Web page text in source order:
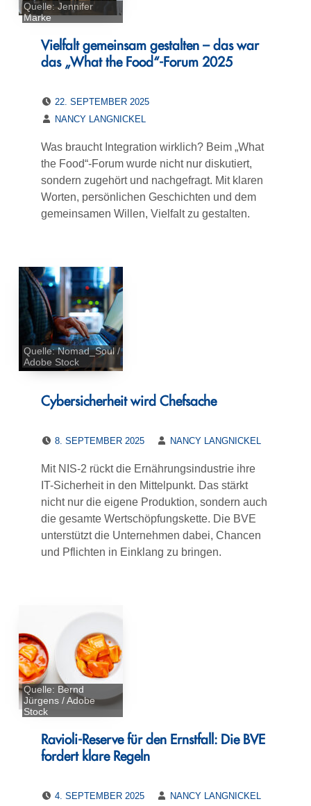
Quelle: Jennifer
Marke
Vielfalt gemeinsam gestalten – das war
das „What the Food“-Forum 2025
22. SEPTEMBER 2025
NANCY LANGNICKEL
Was braucht Integration wirklich? Beim „What
the Food“-Forum wurde nicht nur diskutiert,
sondern zugehört und nachgefragt. Mit klaren
Worten, persönlichen Geschichten und dem
gemeinsamen Willen, Vielfalt zu gestalten.
Quelle: Nomad_Soul /
Adobe Stock
Cybersicherheit wird Chefsache
8. SEPTEMBER 2025
NANCY LANGNICKEL
Mit NIS-2 rückt die Ernährungsindustrie ihre
IT-Sicherheit in den Mittelpunkt. Das stärkt
nicht nur die eigene Produktion, sondern auch
die gesamte Wertschöpfungskette. Die BVE
unterstützt die Unternehmen dabei, Chancen
und Pflichten in Einklang zu bringen.
Quelle: Bernd
Jürgens / Adobe
Stock
Ravioli-Reserve für den Ernstfall: Die BVE
fordert klare Regeln
4. SEPTEMBER 2025
NANCY LANGNICKEL